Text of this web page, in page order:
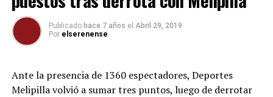
Publicado hace 7 años el Abril 29, 2019
Por elserenense
Ante la presencia de 1360 espectadores, Deportes
Melipilla volvió a sumar tres puntos, luego de derrotar